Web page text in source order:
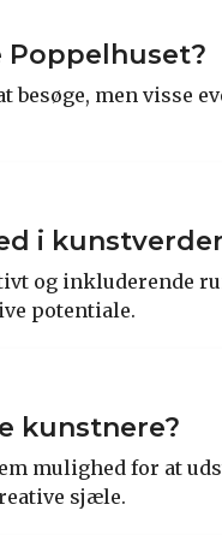
Poppelhuset?
men visse
i
og inkluderende
potentiale.
kunstnere?
mulighed for at
sjæle.